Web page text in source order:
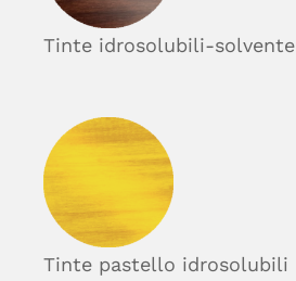
Tinte idrosolubili-solvente
Tinte pastello idrosolubili